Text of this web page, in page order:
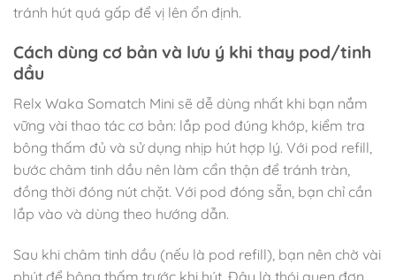
tránh hút quá gấp để vị lên ổn định.
Cách dùng cơ bản và lưu ý khi thay pod/tinh
dầu
Relx Waka Somatch Mini sẽ dễ dùng nhất khi bạn nắm
vững vài thao tác cơ bản: lắp pod đúng khớp, kiểm tra
bông thấm đủ và sử dụng nhịp hút hợp lý. Với pod refill,
bước châm tinh dầu nên làm cẩn thận để tránh tràn,
đồng thời đóng nút chặt. Với pod đóng sẵn, bạn chỉ cần
lắp vào và dùng theo hướng dẫn.
Sau khi châm tinh dầu (nếu là pod refill), bạn nên chờ vài
phút để bông thấm trước khi hút. Đây là thói quen đơn